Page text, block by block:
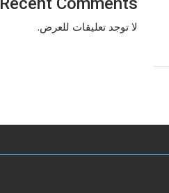
لا توجد تعليقات للعرض.